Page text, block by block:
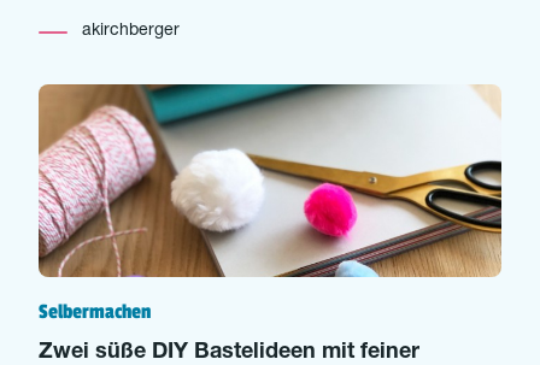
akirchberger
Selbermachen
Zwei süße DIY Bastelideen mit feiner